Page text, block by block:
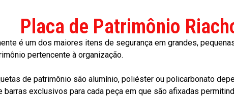
Placa de Patrimônio
é um dos maiores itens de segurança em grandes,
pertencente à organização.
de patrimônio são alumínio, poliéster ou policarbonato
barras exclusivos para cada peça em que são afixadas